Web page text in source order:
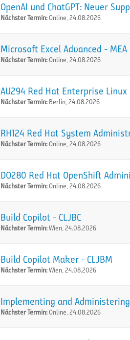
OpenAI und ChatGPT: Neuer
Nächster Termin:Online, 24.08.2026
Microsoft Excel Advanced - MEA
Nächster Termin:Online, 24.08.2026
AU294 Red Hat Enterprise
Nächster Termin: Berlin, 24.08.2026
RH124 Red Hat System
Nächster Termin:Online, 24.08.2026
DO280 Red Hat OpenShift
Nächster Termin:Online, 24.08.2026
Build Copilot - CLJBC
Nächster Termin:Wien, 24.08.2026
Build Copilot Maker - CLJBM
Nächster Termin:Wien, 24.08.2026
Implementing and Administering
Nächster Termin:Online, 24.08.2026